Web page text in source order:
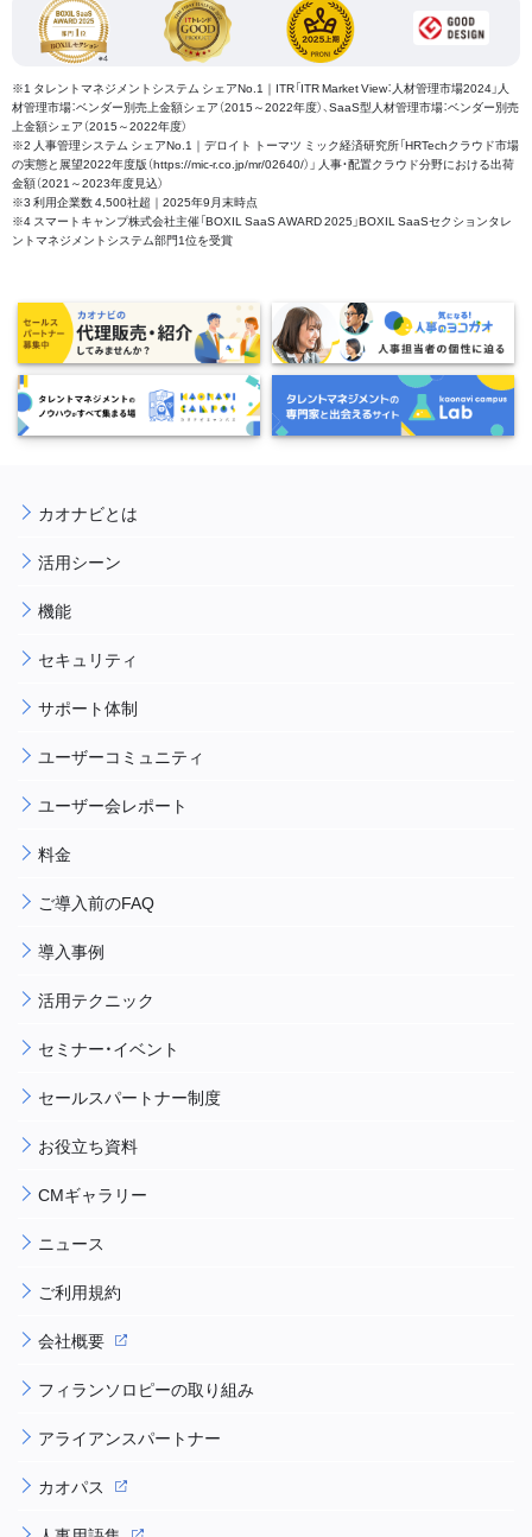
※1 タレントマネジメントシステム シェアNo.1｜ITR「ITR Market View：人材管理市場2024」人
材管理市場：ベンダー別売上金額シェア（2015～2022年度）、SaaS型人材管理市場：ベンダー別売
上金額シェア（2015～2022年度）
※2 人事管理システム シェアNo.1｜デロイト トーマツ ミック経済研究所「HRTechクラウド市場
の実態と展望2022年度版（https://mic-r.co.jp/mr/02640/）」 人事・配置クラウド分野における出荷
金額（2021～2023年度見込）
※3 利用企業数 4,500社超｜2025年9月末時点
※4 スマートキャンプ株式会社主催「BOXIL SaaS AWARD 2025」BOXIL SaaSセクションタレ
ントマネジメントシステム部門1位を受賞
カオナビとは
活用シーン
機能
セキュリティ
サポート体制
ユーザーコミュニティ
ユーザー会レポート
料金
ご導入前のFAQ
導入事例
活用テクニック
セミナー・イベント
セールスパートナー制度
お役立ち資料
CMギャラリー
ニュース
ご利用規約
会社概要
フィランソロピーの取り組み
アライアンスパートナー
カオパス